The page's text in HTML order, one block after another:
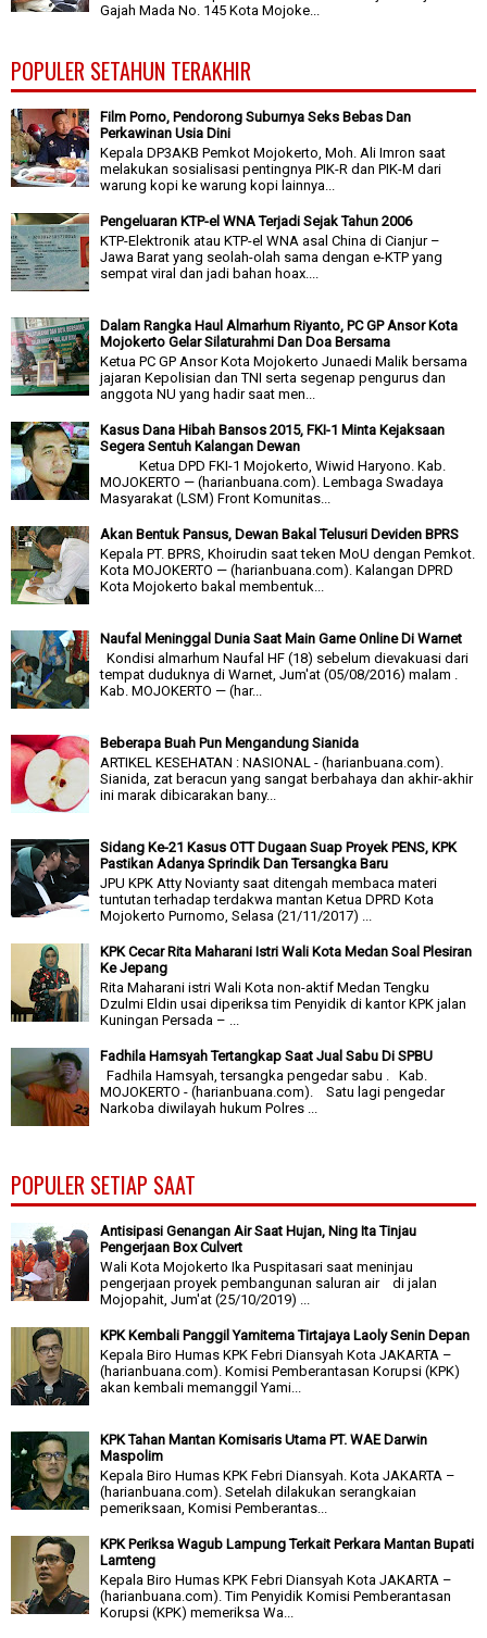
Gajah Mada No. 145 Kota Mojoke...
POPULER SETAHUN TERAKHIR
Film Porno, Pendorong Suburnya Seks Bebas Dan
Perkawinan Usia Dini
Kepala DP3AKB Pemkot Mojokerto, Moh. Ali Imron saat
melakukan sosialisasi pentingnya PIK-R dan PIK-M dari
warung kopi ke warung kopi lainnya...
Pengeluaran KTP-el WNA Terjadi Sejak Tahun 2006
KTP-Elektronik atau KTP-el WNA asal China di Cianjur –
Jawa Barat yang seolah-olah sama dengan e-KTP yang
sempat viral dan jadi bahan hoax....
Dalam Rangka Haul Almarhum Riyanto, PC GP Ansor Kota
Mojokerto Gelar Silaturahmi Dan Doa Bersama
Ketua PC GP Ansor Kota Mojokerto Junaedi Malik bersama
jajaran Kepolisian dan TNI serta segenap pengurus dan
anggota NU yang hadir saat men...
Kasus Dana Hibah Bansos 2015, FKI-1 Minta Kejaksaan
Segera Sentuh Kalangan Dewan
Ketua DPD FKI-1 Mojokerto, Wiwid Haryono. Kab.
MOJOKERTO — (harianbuana.com). Lembaga Swadaya
Masyarakat (LSM) Front Komunitas...
Akan Bentuk Pansus, Dewan Bakal Telusuri Deviden BPRS
Kepala PT. BPRS, Khoirudin saat teken MoU dengan Pemkot.
Kota MOJOKERTO — (harianbuana.com). Kalangan DPRD
Kota Mojokerto bakal membentuk...
Naufal Meninggal Dunia Saat Main Game Online Di Warnet
Kondisi almarhum Naufal HF (18) sebelum dievakuasi dari
tempat duduknya di Warnet, Jum'at (05/08/2016) malam .
Kab. MOJOKERTO — (har...
Beberapa Buah Pun Mengandung Sianida
ARTIKEL KESEHATAN : NASIONAL - (harianbuana.com).
Sianida, zat beracun yang sangat berbahaya dan akhir-akhir
ini marak dibicarakan bany...
Sidang Ke-21 Kasus OTT Dugaan Suap Proyek PENS, KPK
Pastikan Adanya Sprindik Dan Tersangka Baru
JPU KPK Atty Novianty saat ditengah membaca materi
tuntutan terhadap terdakwa mantan Ketua DPRD Kota
Mojokerto Purnomo, Selasa (21/11/2017) ...
KPK Cecar Rita Maharani Istri Wali Kota Medan Soal Plesiran
Ke Jepang
Rita Maharani istri Wali Kota non-aktif Medan Tengku
Dzulmi Eldin usai diperiksa tim Penyidik di kantor KPK jalan
Kuningan Persada – ...
Fadhila Hamsyah Tertangkap Saat Jual Sabu Di SPBU
Fadhila Hamsyah, tersangka pengedar sabu . Kab.
MOJOKERTO - (harianbuana.com). Satu lagi pengedar
Narkoba diwilayah hukum Polres ...
POPULER SETIAP SAAT
Antisipasi Genangan Air Saat Hujan, Ning Ita Tinjau
Pengerjaan Box Culvert
Wali Kota Mojokerto Ika Puspitasari saat meninjau
pengerjaan proyek pembangunan saluran air di jalan
Mojopahit, Jum'at (25/10/2019) ...
KPK Kembali Panggil Yamitema Tirtajaya Laoly Senin Depan
Kepala Biro Humas KPK Febri Diansyah Kota JAKARTA –
(harianbuana.com). Komisi Pemberantasan Korupsi (KPK)
akan kembali memanggil Yami...
KPK Tahan Mantan Komisaris Utama PT. WAE Darwin
Maspolim
Kepala Biro Humas KPK Febri Diansyah. Kota JAKARTA –
(harianbuana.com). Setelah dilakukan serangkaian
pemeriksaan, Komisi Pemberantas...
KPK Periksa Wagub Lampung Terkait Perkara Mantan Bupati
Lamteng
Kepala Biro Humas KPK Febri Diansyah Kota JAKARTA –
(harianbuana.com). Tim Penyidik Komisi Pemberantasan
Korupsi (KPK) memeriksa Wa...